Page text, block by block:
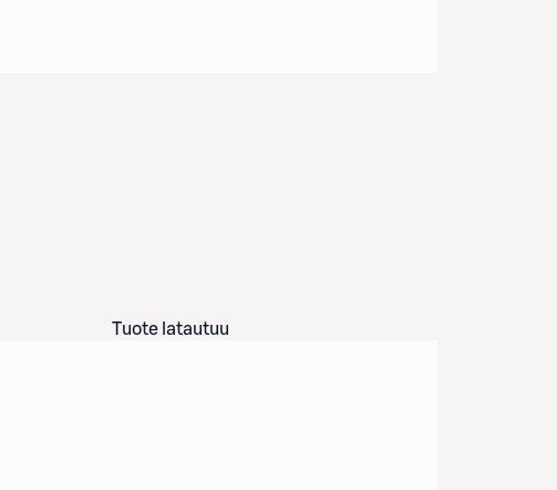
Tuote latautuu